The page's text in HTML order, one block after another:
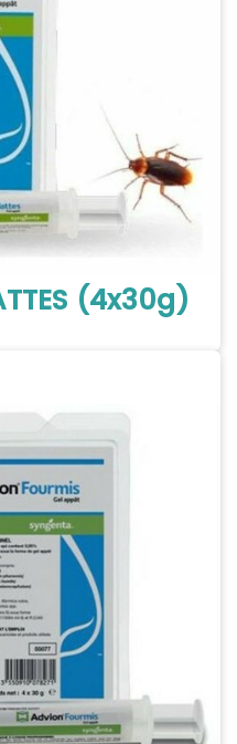
(4x30g)